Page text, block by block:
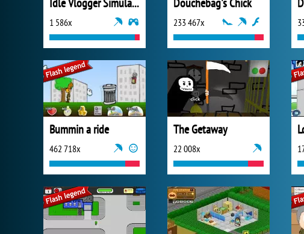
1 586x 233 467x
Bummin a ride
462 718x
The Getaway
22 008x